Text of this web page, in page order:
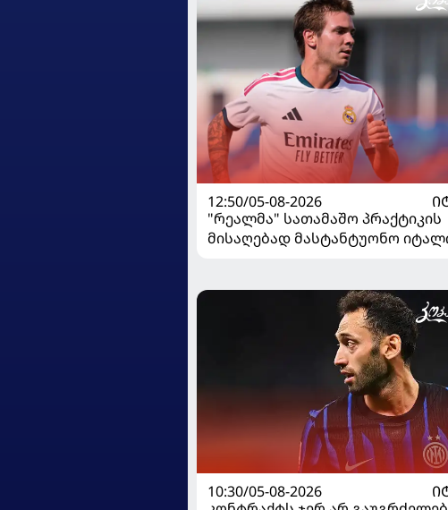
12:50/05-08-2026
"რეალმა" სათამაშო პრაქტიკის
მისაღებად მასტანტუონო
10:30/05-08-2026